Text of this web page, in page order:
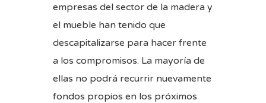
empresas del sector de la madera y
el mueble han tenido que
descapitalizarse para hacer frente
a los compromisos. La mayoría de
ellas no podrá recurrir nuevamente
fondos propios en los próximos